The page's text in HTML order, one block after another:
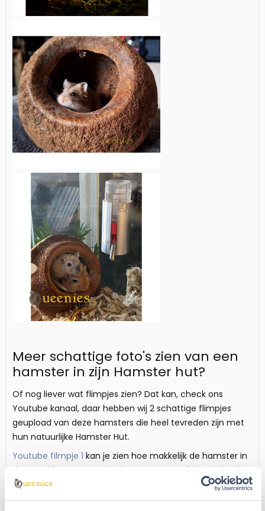
Meer schattige foto's zien van een
hamster in zijn Hamster hut?
Of nog liever wat flimpjes zien? Dat kan, check ons
Youtube kanaal, daar hebben wij 2 schattige flimpjes
geupload van deze hamsters die heel tevreden zijn met
hun natuurlijke Hamster Hut.
Youtube filmpje 1 kan je zien hoe makkelijk de hamster in
de noot klimt. De opening is erg groot en de hut is heel
stabiel, zonder dat de Hut gaat wiebelen is de hamster er